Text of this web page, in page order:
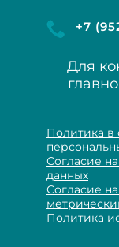
+7
Для
Политика в
Согласие
данных
Согласие
Политика